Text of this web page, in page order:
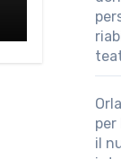
il